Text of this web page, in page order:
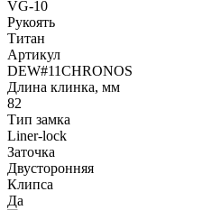
VG-10
Рукоять
Титан
Артикул
DEW#11CHRONOS
Длина клинка, мм
82
Тип замка
Liner-lock
Заточка
Двусторонняя
Клипса
Да